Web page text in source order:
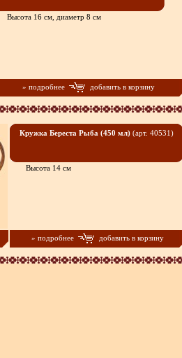
Высота 16 см, диаметр 8 см
» подробнее добавить в корзину
Кружка Береста Рыба (450 мл) (арт. 40531)
Высота 14 см
» подробнее добавить в корзину